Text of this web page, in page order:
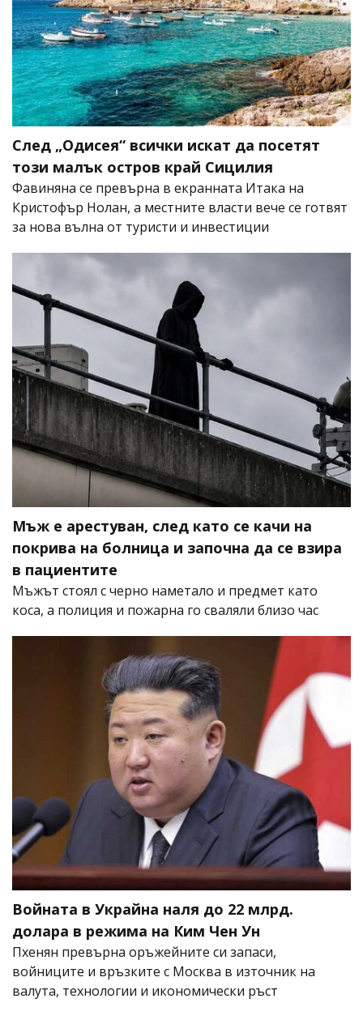
След „Одисея“ всички искат да посетят
този малък остров край Сицилия
Фавиняна се превърна в екранната Итака на
Кристофър Нолан, а местните власти вече се готвят
за нова вълна от туристи и инвестиции
Мъж е арестуван, след като се качи на
покрива на болница и започна да се взира
в пациентите
Мъжът стоял с черно наметало и предмет като
коса, а полиция и пожарна го сваляли близо час
Войната в Украйна наля до 22 млрд.
долара в режима на Ким Чен Ун
Пхенян превърна оръжейните си запаси,
войниците и връзките с Москва в източник на
валута, технологии и икономически ръст